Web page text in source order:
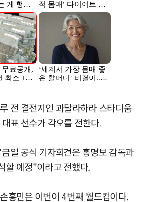
전 결전지인 과달라하라 스타디움
표 선수가 각오를 전한다.
일 공식 기자회견은 홍명보 감독과
할 예정"이라고 전했다.
흥민은 이번이 4번째 월드컵이다.